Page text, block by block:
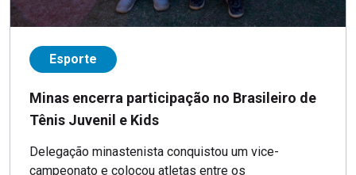
Esporte
Minas encerra participação no Brasileiro de
Tênis Juvenil e Kids
Delegação minastenista conquistou um vice-
campeonato e colocou atletas entre os